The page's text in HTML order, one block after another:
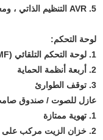
5. AVR التنظيم الذاتي ، ومعدل تنظيم الجهد: ≤ ± 1 ٪
لوحة التحكم:
1. لوحة التحكم التلقائي (AMF) ، شاشة LCD
2. أربعة أنظمة الحماية
3. توقف الطوارئ
عازل للصوت / صندوق
1. تهوية ممتازة
2. خزان الزيت مركب على إطار القاعدة لمدة 12 ساعة عمل